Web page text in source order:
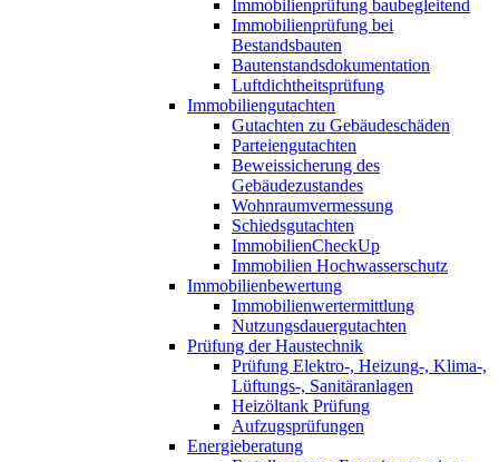
Immobilienprüfung baubegleitend
Immobilienprüfung bei
Bestandsbauten
Bautenstandsdokumentation
Luftdichtheitsprüfung
Immobiliengutachten
Gutachten zu Gebäudeschäden
Parteiengutachten
Beweissicherung des
Gebäudezustandes
Wohnraumvermessung
Schiedsgutachten
ImmobilienCheckUp
Immobilien Hochwasserschutz
Immobilienbewertung
Immobilienwertermittlung
Nutzungsdauergutachten
Prüfung der Haustechnik
Prüfung Elektro-, Heizung-, Klima-,
Lüftungs-, Sanitäranlagen
Heizöltank Prüfung
Aufzugsprüfungen
Energieberatung